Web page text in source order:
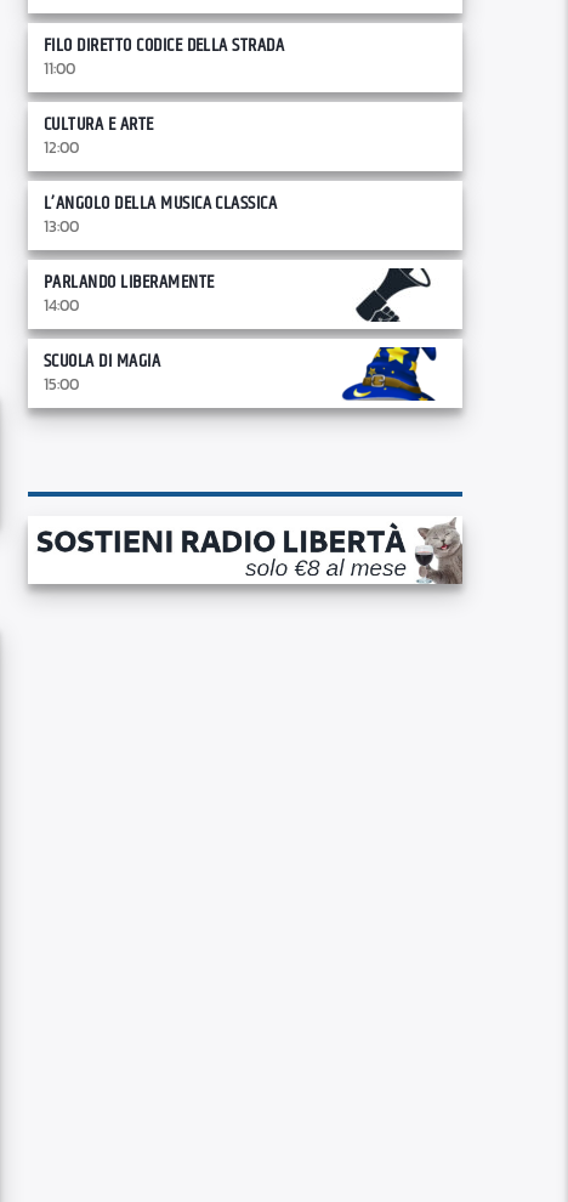
FILO DIRETTO CODICE DELLA STRADA
11:00
CULTURA E ARTE
12:00
L’ANGOLO DELLA MUSICA CLASSICA
13:00
PARLANDO LIBERAMENTE
14:00
SCUOLA DI MAGIA
15:00